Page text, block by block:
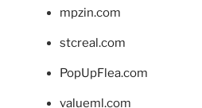
mpzin.com
stcreal.com
PopUpFlea.com
valueml.com